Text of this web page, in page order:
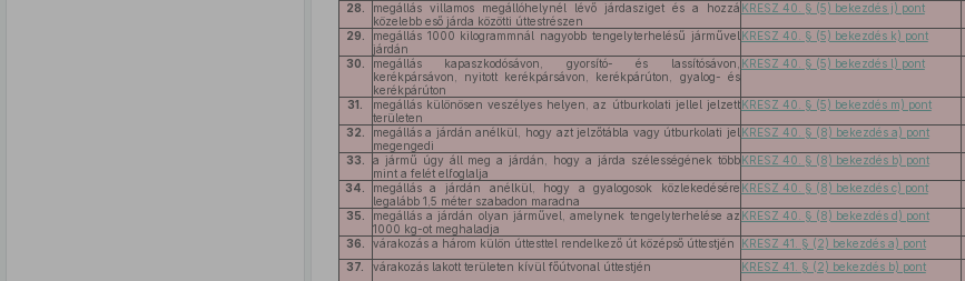
28.
megállás villamos megállóhelynél lévő járdasziget és a hozzá
közelebb eső járda közötti úttestrészen
KRESZ 40. § (5) bekezdés j) pont
29.
megállás 1000 kilogrammnál nagyobb tengelyterhelésű járművel
járdán
KRESZ 40. § (5) bekezdés k) pont
30.
megállás kapaszkodósávon, gyorsító- és lassítósávon,
kerékpársávon, nyitott kerékpársávon, kerékpárúton, gyalog- és
kerékpárúton
KRESZ 40. § (5) bekezdés l) pont
31.
megállás különösen veszélyes helyen, az útburkolati jellel jelzett
területen
KRESZ 40. § (5) bekezdés m) pont
32.
megállás a járdán anélkül, hogy azt jelzőtábla vagy útburkolati jel
megengedi
KRESZ 40. § (8) bekezdés a) pont
33.
a jármű úgy áll meg a járdán, hogy a járda szélességének több
mint a felét elfoglalja
KRESZ 40. § (8) bekezdés b) pont
34.
megállás a járdán anélkül, hogy a gyalogosok közlekedésére
legalább 1,5 méter szabadon maradna
KRESZ 40. § (8) bekezdés c) pont
35.
megállás a járdán olyan járművel, amelynek tengelyterhelése az
1000 kg-ot meghaladja
KRESZ 40. § (8) bekezdés d) pont
36. várakozás a három külön úttesttel rendelkező út középső úttestjén KRESZ 41. § (2) bekezdés a) pont
37.
várakozás lakott területen kívül főútvonal úttestjén KRESZ 41. § (2) bekezdés b) pont